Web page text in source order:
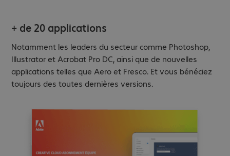
+ de 20 applications
Notamment les leaders du secteur comme Photoshop,
Illustrator et Acrobat Pro DC, ainsi que de nouvelles
applications telles que Aero et Fresco. Et vous bénéciez
toujours des toutes dernières versions.